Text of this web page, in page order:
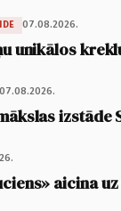
07.08.2026.
unikālos
07.08.2026.
izstāde
aicina